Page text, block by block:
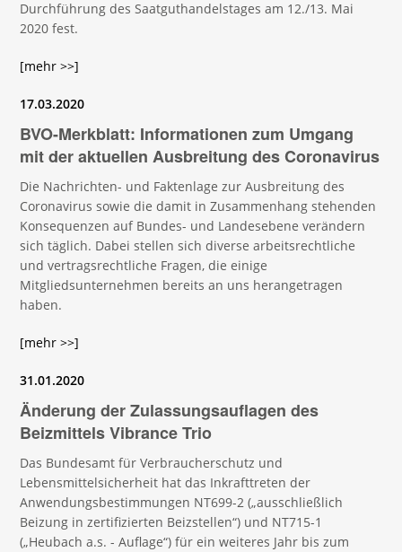
Durchführung des Saatguthandelstages am 12./13. Mai
2020 fest.
[mehr >>]
17.03.2020
BVO-Merkblatt: Informationen zum Umgang
mit der aktuellen Ausbreitung des Coronavirus
Die Nachrichten- und Faktenlage zur Ausbreitung des
Coronavirus sowie die damit in Zusammenhang stehenden
Konsequenzen auf Bundes- und Landesebene verändern
sich täglich. Dabei stellen sich diverse arbeitsrechtliche
und vertragsrechtliche Fragen, die einige
Mitgliedsunternehmen bereits an uns herangetragen
haben.
[mehr >>]
31.01.2020
Änderung der Zulassungsauflagen des
Beizmittels Vibrance Trio
Das Bundesamt für Verbraucherschutz und
Lebensmittelsicherheit hat das Inkrafttreten der
Anwendungsbestimmungen NT699-2 („ausschließlich
Beizung in zertifizierten Beizstellen“) und NT715-1
(„Heubach a.s. - Auflage“) für ein weiteres Jahr bis zum